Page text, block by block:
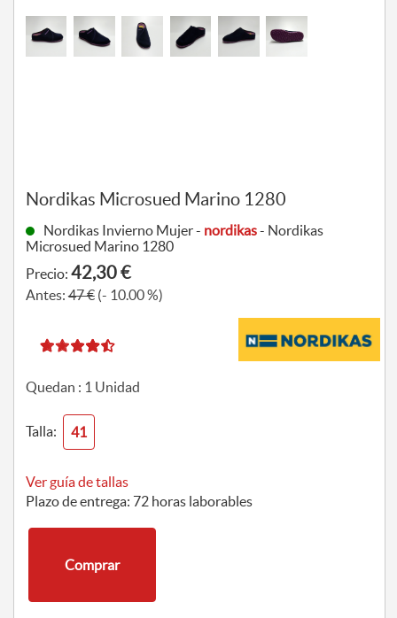
Nordikas Microsued Marino 1280
Nordikas Invierno Mujer - nordikas- Nordikas
Microsued Marino 1280
Precio: 42,30 €
Antes:47 €(- 10.00 %)
Quedan : 1 Unidad
Talla: 41
Ver guía de tallas
Plazo de entrega: 72 horas laborables
Comprar